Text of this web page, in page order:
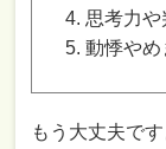
思考力
動悸やめ
もう大丈夫です